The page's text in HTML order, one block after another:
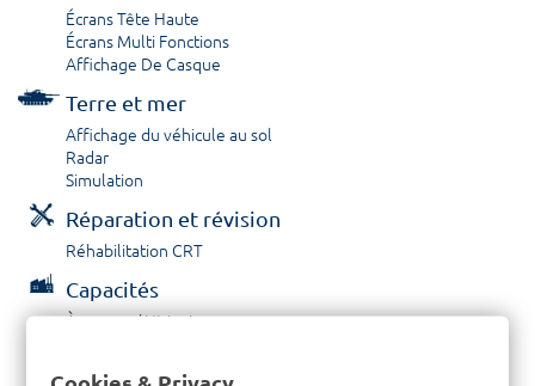
Écrans Tête Haute
Écrans Multi Fonctions
Affichage De Casque
Terre et mer
Affichage du véhicule au sol
Radar
Simulation
Réparation et révision
Réhabilitation CRT
Capacités
À propos / Historique